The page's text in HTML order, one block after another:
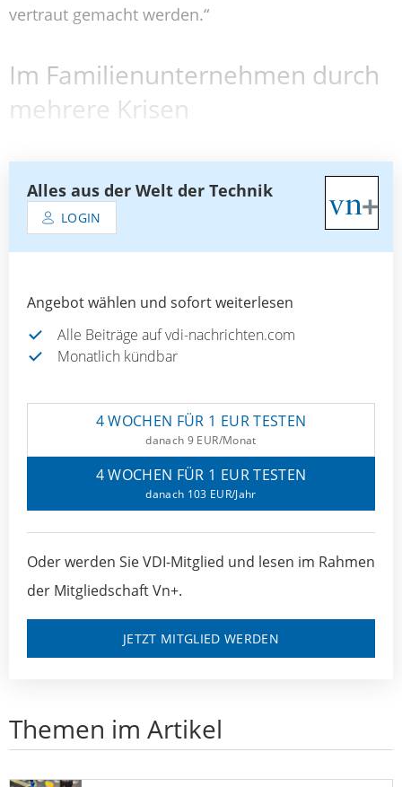
vertraut gemacht werden.“
Im Familienunternehmen durch
mehrere Krisen
Alles aus der Welt der Technik
LOGIN
Angebot wählen und sofort weiterlesen
Alle Beiträge auf vdi-nachrichten.com
Monatlich kündbar
4 WOCHEN FÜR 1 EUR TESTEN
danach 9 EUR/Monat
4 WOCHEN FÜR 1 EUR TESTEN
danach 103 EUR/Jahr
Oder werden Sie VDI-Mitglied und lesen im Rahmen
der Mitgliedschaft Vn+.
JETZT MITGLIED WERDEN
Themen im Artikel